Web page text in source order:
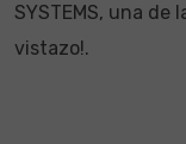
SYSTEMS, una de
vistazo!.